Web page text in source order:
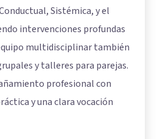
Sistémica, y el
intervenciones profundas
multidisciplinar también
y talleres para parejas.
profesional con
y una clara vocación